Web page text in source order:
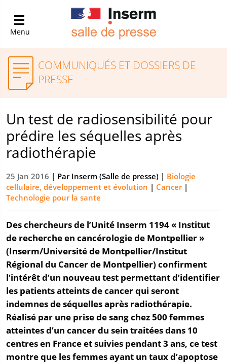
Menu
COMMUNIQUÉS ET DOSSIERS DE
PRESSE
Un test de radiosensibilité pour
prédire les séquelles après
radiothérapie
25 Jan 2016 | ParInserm (Salle de presse) | Biologie
cellulaire, développement et évolution | Cancer |
Technologie pour la sante
Des chercheurs de l’Unité Inserm 1194 « Institut
de recherche en cancérologie de Montpellier »
(Inserm/Université de Montpellier/Institut
Régional du Cancer de Montpellier) confirment
l’intérêt d’un nouveau test permettant d’identifier
les patients atteints de cancer qui seront
indemnes de séquelles après radiothérapie.
Réalisé par une prise de sang chez 500 femmes
atteintes d’un cancer du sein traitées dans 10
centres en France et suivies pendant 3 ans, ce test
montre que les femmes ayant un taux d’apoptose